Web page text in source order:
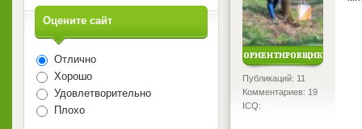
Публикаций: 11
Комментариев: 19
ICQ:
Оцените сайт
Отлично
Хорошо
Удовлетворительно
Плохо